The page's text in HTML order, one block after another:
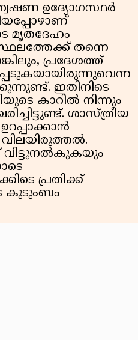
ഉദ്യോഗസ്ഥർ
മൃതദേഹം
തന്നെ
പ്രദേശത്ത്
ഇതിനിടെ
കാറിൽ നിന്നും
ശാസ്ത്രീയ
വിട്ടുനൽകുകയും
പ്രതിക്ക്
കുടുംബം